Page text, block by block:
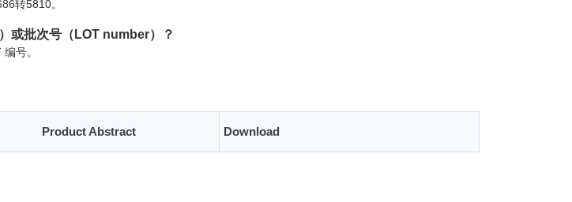
转5810。
或批次号（LOT number）？
号。
Product Abstract Download